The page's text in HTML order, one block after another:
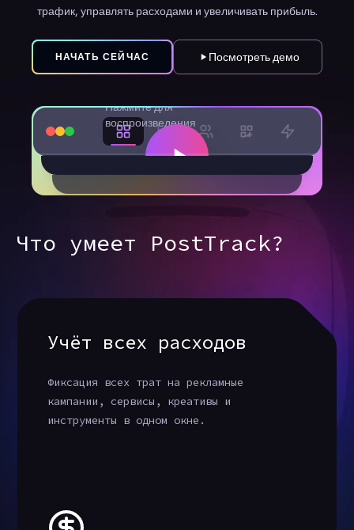
трафик, управлять расходами и увеличивать прибыль.
НАЧАТЬ СЕЙЧАС Посмотреть демо
Нажмите для
воспроизведения
Что умеет PostTrack?
Учёт всех расходов
Фиксация всех трат на рекламные
кампании, сервисы, креативы и
инструменты в одном окне.